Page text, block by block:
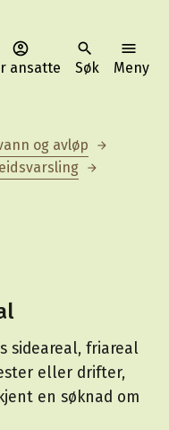
ansatte Søk Meny
og avløp
sideareal, friareal
eller drifter,
en søknad om